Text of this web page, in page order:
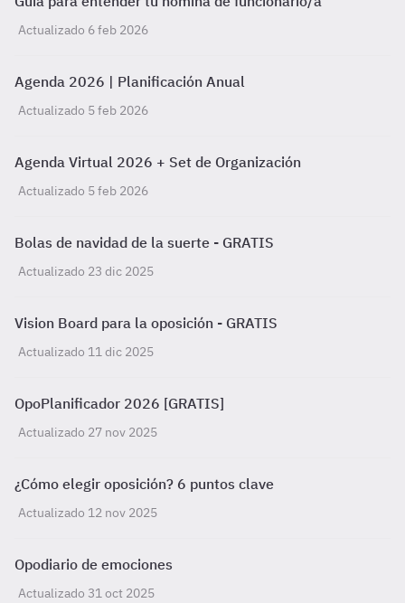
Actualizado 6 feb 2026
Agenda 2026 | Planificación Anual
Actualizado 5 feb 2026
Agenda Virtual 2026 + Set de Organización
Actualizado 5 feb 2026
Bolas de navidad de la suerte - GRATIS
Actualizado 23 dic 2025
Vision Board para la oposición - GRATIS
Actualizado 11 dic 2025
OpoPlanificador 2026 [GRATIS]
Actualizado 27 nov 2025
¿Cómo elegir oposición? 6 puntos clave
Actualizado 12 nov 2025
Opodiario de emociones
Actualizado 31 oct 2025